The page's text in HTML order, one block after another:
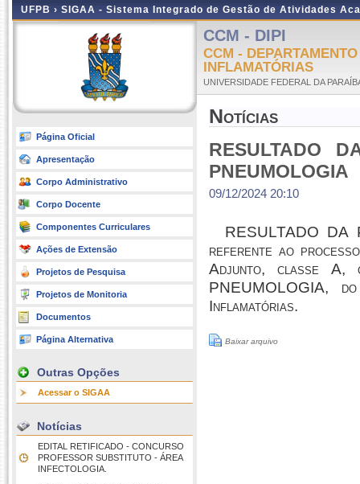
UFPB › SIGAA - Sistema Integrado de Gestão de Atividades
Página Oficial
Apresentação
Corpo Administrativo
Corpo Docente
Componentes Curriculares
Ações de Extensão
Projetos de Pesquisa
Projetos de Monitoria
Documentos
Página Alternativa
Outras Opções
Acessar o SIGAA
Notícias
EDITAL RETIFICADO - CONCURSO
PROFESSOR SUBSTITUTO - ÁREA
INFECTOLOGIA.
CCM - DIPI
CCM -
INFLAMATÓRIAS
UNIVERSIDADE FEDERAL DA
Notícias
RESULTADO
PNEUMOLOGIA
09/12/2024 20:10
RESULTADO DA
referente ao
Adjunto, classe A,
PNEUMOLOGIA,
Inflamatórias.
Baixar arquivo